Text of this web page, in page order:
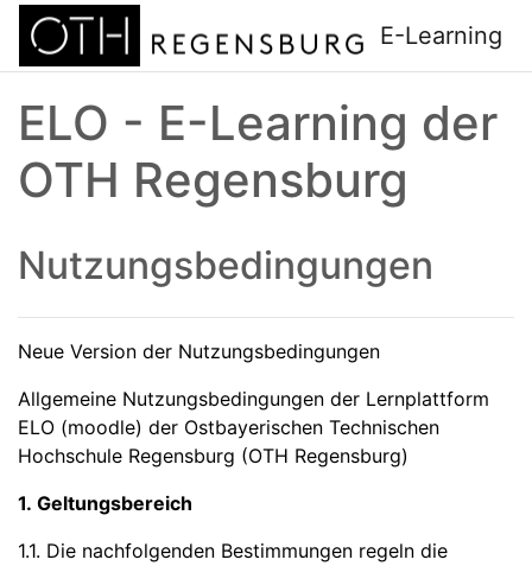
Zum Hauptinhalt
E-Learning
ELO - E-Learning der
OTH Regensburg
Nutzungsbedingungen
Neue Version der Nutzungsbedingungen
Allgemeine Nutzungsbedingungen der Lernplattform
ELO (moodle) der Ostbayerischen Technischen
Hochschule Regensburg (OTH Regensburg)
1. Geltungsbereich
1.1. Die nachfolgenden Bestimmungen regeln die